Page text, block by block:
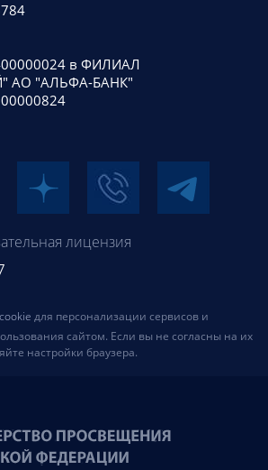
в ФИЛИАЛ
АО "АЛЬФА-БАНК"
лицензия
для персонализации сервисов и
сайтом. Если вы не согласны на их
настройки браузера.